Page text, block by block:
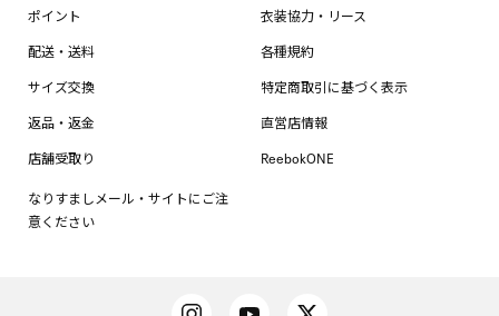
ポイント
配送・送料
サイズ交換
返品・返金
店舗受取り
なりすましメール・サイトにご注
意ください
衣装協力・リース
各種規約
特定商取引に基づく表示
直営店情報
ReebokONE